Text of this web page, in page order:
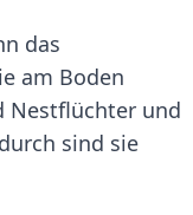
das
am Boden
Nestflüchter und
sind sie